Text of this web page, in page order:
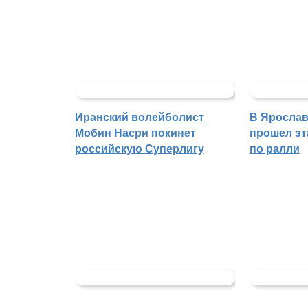
Иранский волейболист
Мобин Насри покинет
российскую Суперлигу
В
прошел
по ралли